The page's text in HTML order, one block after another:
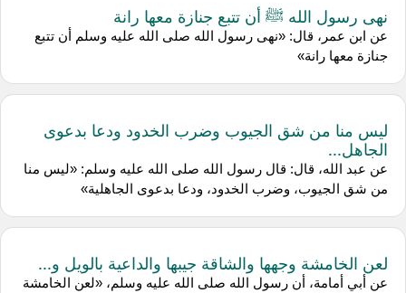
نهى رسول الله ﷺ أن تتبع جنازة معها رانة
عن ابن عمر، قال: «نهى رسول الله صلى الله عليه وسلم أن تتبع
جنازة معها رانة»
ليس منا من شق الجيوب وضرب الخدود ودعا بدعوى
الجاهل...
عن عبد الله، قال: قال رسول الله صلى الله عليه وسلم: «ليس منا
من شق الجيوب، وضرب الخدود، ودعا بدعوى الجاهلية»
لعن الخامشة وجهها والشاقة جيبها والداعية بالويل و...
عن أبي أمامة، أن رسول الله صلى الله عليه وسلم، «لعن الخامشة